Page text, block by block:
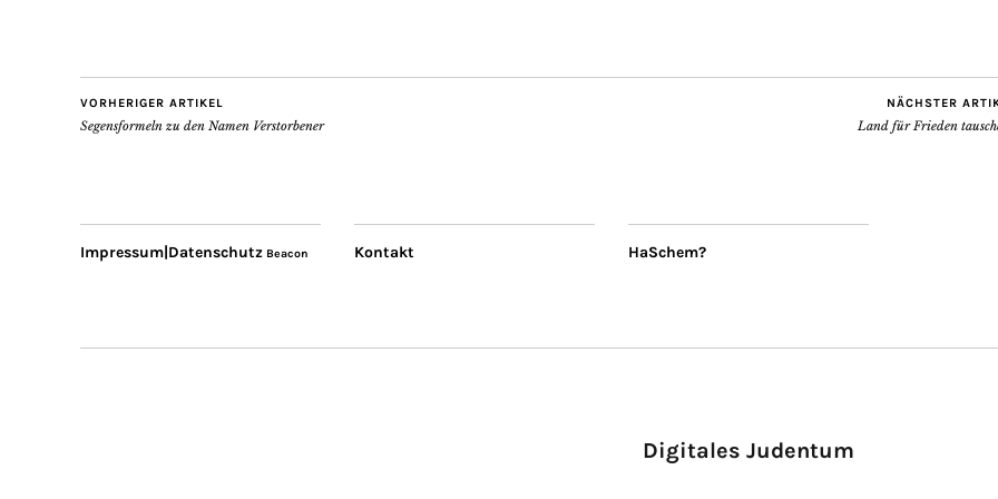
VORHERIGER ARTIKEL
Segensformeln zu den Namen Verstorbener
NÄCHSTER
Land für Frieden
Impressum|Datenschutz Beacon Kontakt HaSchem?
Digitales Judentum